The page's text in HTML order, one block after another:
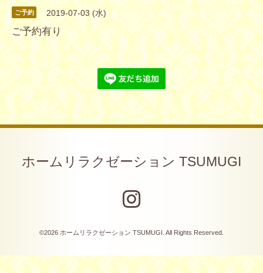
ご予約 2019-07-03 (水)
ご予約有り
ホームリラクゼーション TSUMUGI
©2026 ホームリラクゼーション TSUMUGI . All Rights Reserved.